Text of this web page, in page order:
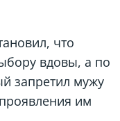
что
вдовы, а по
запретил мужу
им